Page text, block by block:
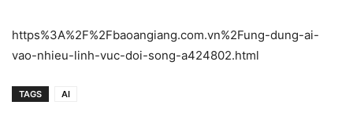
https%3A%2F%2Fbaoangiang.com.vn%2Fung-dung-ai-
vao-nhieu-linh-vuc-doi-song-a424802.html
TAGS AI